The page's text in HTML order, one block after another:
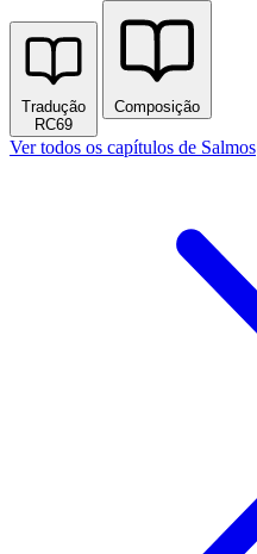
Tradução
RC69
Composição
Ver todos os capítulos de Salmos